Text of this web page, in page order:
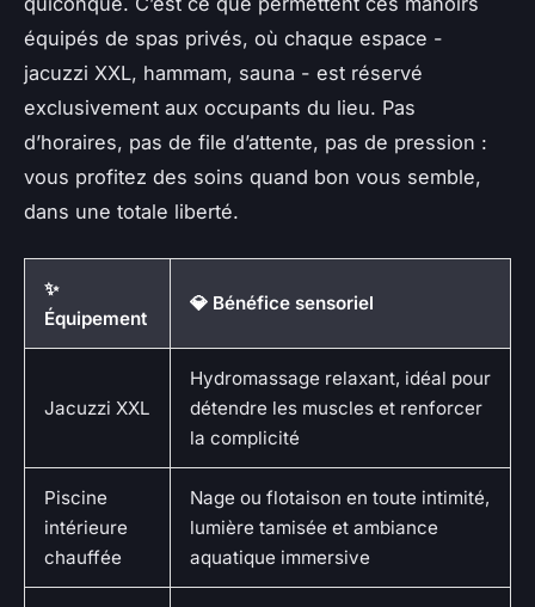
équipés de spas privés, où chaque espace -
jacuzzi XXL, hammam, sauna - est réservé
exclusivement aux occupants du lieu. Pas
d’horaires, pas de file d’attente, pas de pression :
vous profitez des soins quand bon vous semble,
dans une totale liberté.
✨
Équipement
💎 Bénéfice sensoriel
Jacuzzi XXL
Hydromassage relaxant, idéal pour
détendre les muscles et renforcer
la complicité
Piscine
intérieure
chauffée
Nage ou flotaison en toute intimité,
lumière tamisée et ambiance
aquatique immersive